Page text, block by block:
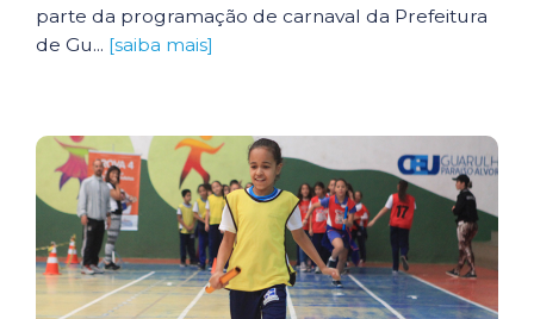
parte da programação de carnaval da Prefeitura
de Gu... [saiba mais]